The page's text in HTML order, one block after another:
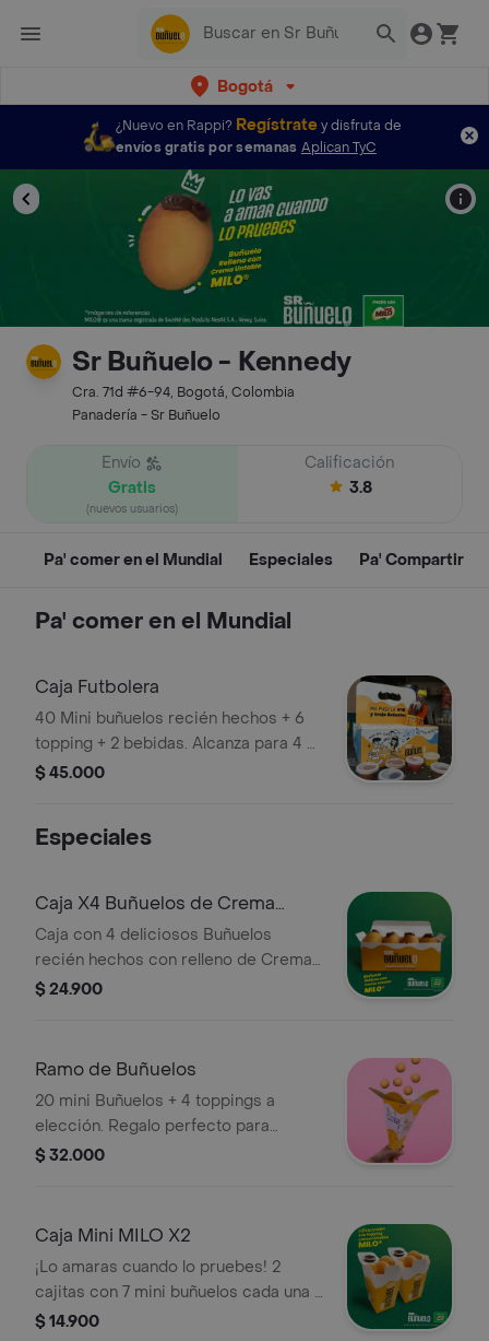
Bogotá
¿Nuevo en Rappi? Regístratey disfruta de
envíos gratis por semanas Aplican TyC
Sr Buñuelo - Kennedy
Cra. 71d #6-94, Bogotá, Colombia
Panadería - Sr Buñuelo
Envío
Gratis
(nuevos usuarios)
Calificación
3.8
Pa' comer en el Mundial Especiales Pa' Compartir
Pa' comer en el Mundial
Caja Futbolera
40 Mini buñuelos recién hechos + 6
topping + 2 bebidas. Alcanza para 4 o
más
$ 45.000
Especiales
Caja X4 Buñuelos de Crema
Untable MILO
Caja con 4 deliciosos Buñuelos
recién hechos con relleno de Crema
Untable MILO
$ 24.900
Ramo de Buñuelos
20 mini Buñuelos + 4 toppings a
elección. Regalo perfecto para
sorprender, conquistar y enamorar
$ 32.000
Caja Mini MILO X2
¡Lo amaras cuando lo pruebes! 2
cajitas con 7 mini buñuelos cada una +
topping de Crema Untable MILO. El
$ 14.900